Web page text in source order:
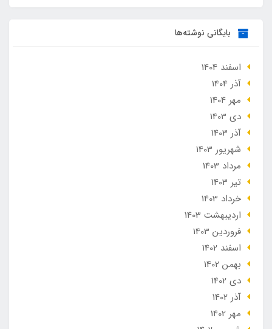
بایگانی نوشته‌ها
اسفند 1404
آذر 1404
مهر 1404
دی 1403
آذر 1403
شهریور 1403
مرداد 1403
تير 1403
خرداد 1403
ارديبهشت 1403
فروردین 1403
اسفند 1402
بهمن 1402
دی 1402
آذر 1402
مهر 1402